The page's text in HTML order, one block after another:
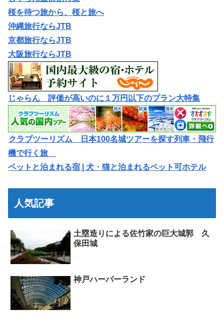
桜を待つ旅から、桜と旅へ
沖縄旅行ならJTB
京都旅行ならJTB
大阪旅行ならJTB
じゃらん 評価が高いのに１万円以下のプラン大特集
クラブツーリズム 日本100名城ツアーを探す列車・飛行
機で行く旅
ペットと泊まれる宿 | 犬・猫と泊まれるペット可ホテル
人気記事
土塁造りによる佐竹家の巨大城郭 久
保田城
神戸ハーバーランド